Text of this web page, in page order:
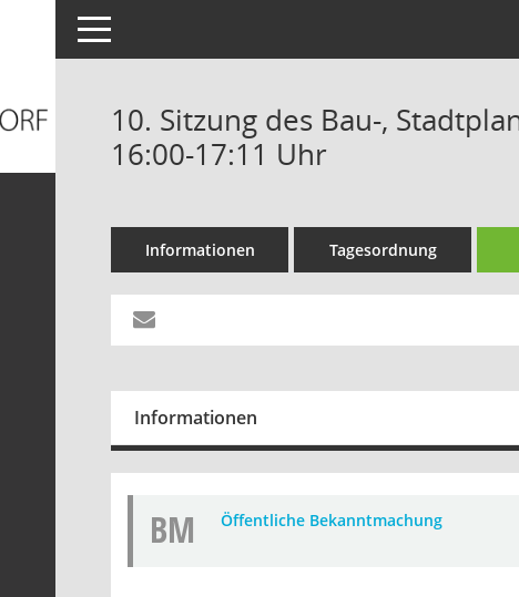
Toggle navigation
10. Sitzung des Bau-,
16:00-17:11 Uhr
Informationen Tagesordnung
Informationen
BM Öffentliche Bekanntmachung